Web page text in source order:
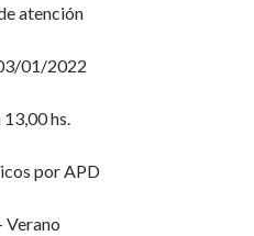
atención
01/2022
hs.
por APD
Verano